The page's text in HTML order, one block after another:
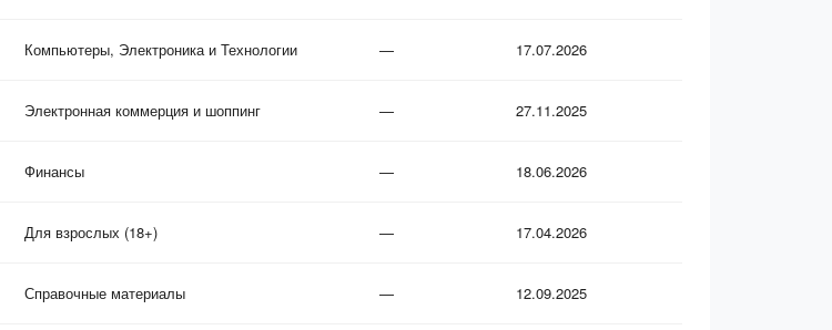
Компьютеры, Электроника и Технологии — 17.07.2026
Электронная коммерция и шоппинг — 27.11.2025
Финансы — 18.06.2026
Для взрослых (18+) — 17.04.2026
Справочные материалы — 12.09.2025